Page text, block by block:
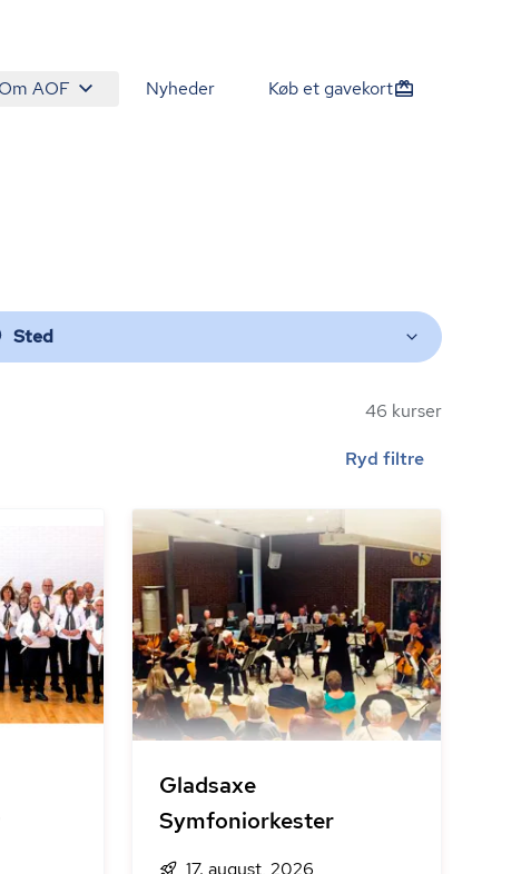
Om AOF Nyheder Køb et gavekort
Sted
46 kurser
Ryd filtre
Gladsaxe
Symfoniorkester
17. august, 2026